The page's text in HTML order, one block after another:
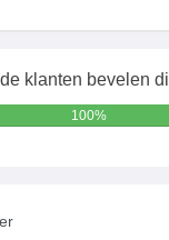
klanten bevelen
100%